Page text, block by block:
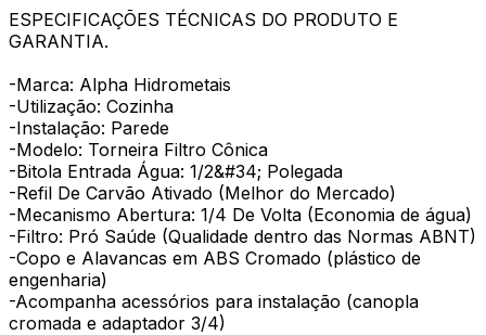
ESPECIFICAÇÕES TÉCNICAS DO PRODUTO E
GARANTIA.
-Marca: Alpha Hidrometais
-Utilização: Cozinha
-Instalação: Parede
-Modelo: Torneira Filtro Cônica
-Bitola Entrada Água: 1/2&#34; Polegada
-Refil De Carvão Ativado (Melhor do Mercado)
-Mecanismo Abertura: 1/4 De Volta (Economia de água)
-Filtro: Pró Saúde (Qualidade dentro das Normas ABNT)
-Copo e Alavancas em ABS Cromado (plástico de
engenharia)
-Acompanha acessórios para instalação (canopla
cromada e adaptador 3/4)